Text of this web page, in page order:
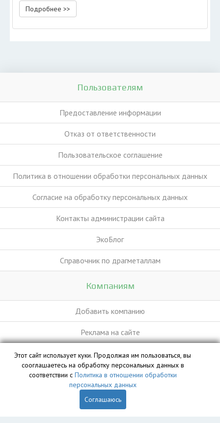
Подробнее >>
Пользователям
Предоставление информации
Отказ от ответственности
Пользовательское соглашение
Политика в отношении обработки персональных данных
Согласие на обработку персональных данных
Контакты администрации сайта
ЭкоБлог
Справочник по драгметаллам
Компаниям
Добавить компанию
Реклама на сайте
База данных сайта vyvoz.org является интеллектуальной
собственностью ООО «Профит» и охраняется законом.
Этот сайт использует куки. Продолжая им пользоваться, вы
сооглашаетесь на обработку персональных данных в
соответствии с Политика в отношении обработки
персональных данных
Соглашаюсь